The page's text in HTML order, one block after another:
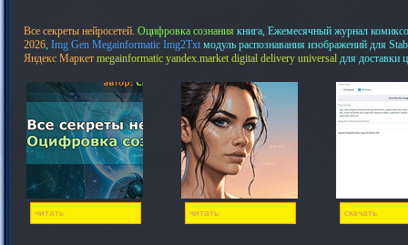
Все секреты нейросетей. Оцифровка сознания книга, Ежемесячный журнал
2026, Img Gen Megainformatic Img2Txt модуль распознавания изображений для
Яндекс Маркет megainformatic yandex.market digital delivery universal для доставки
читать читать скачать